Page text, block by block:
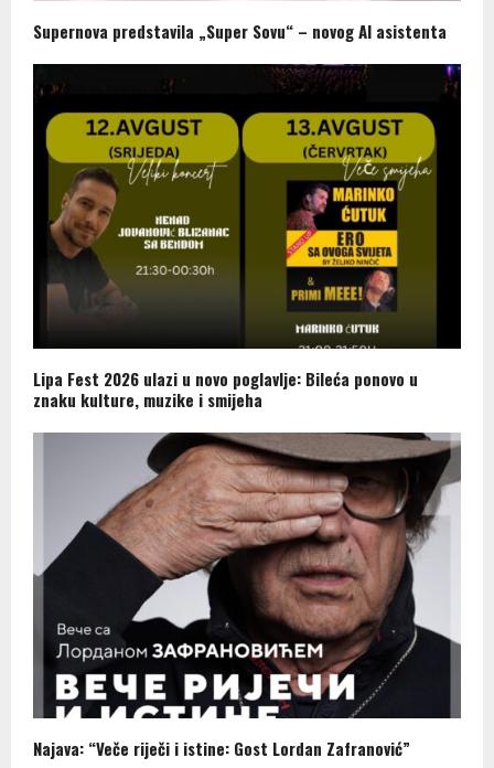
Supernova predstavila „Super Sovu“ – novog AI asistenta
Lipa Fest 2026 ulazi u novo poglavlje: Bileća ponovo u
znaku kulture, muzike i smijeha
Najava: “Veče riječi i istine: Gost Lordan Zafranović”